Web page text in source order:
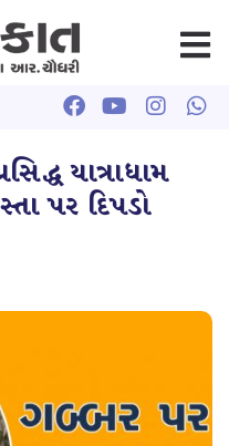
યાત્રાધામ
પર દિપડો